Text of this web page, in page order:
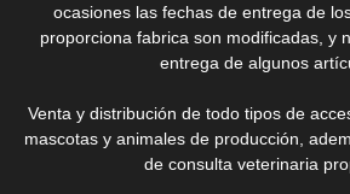
ocasiones las fechas de entrega de
proporciona fabrica son modificadas, y
entrega de algunos
Venta y distribución de todo tipos de
mascotas y animales de producción,
de consulta veterinaria